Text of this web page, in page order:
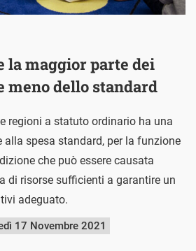
la maggior parte dei
meno dello standard
regioni a statuto ordinario ha una
alla spesa standard, per la funzione
che può essere causata
di risorse sufficienti a garantire un
adeguato.
17 Novembre 2021